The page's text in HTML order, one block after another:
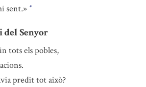
sent.» *
Senyor
tots els pobles,
predit tot això?